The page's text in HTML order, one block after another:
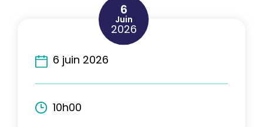
6
Juin
2026
6 juin 2026
10h00